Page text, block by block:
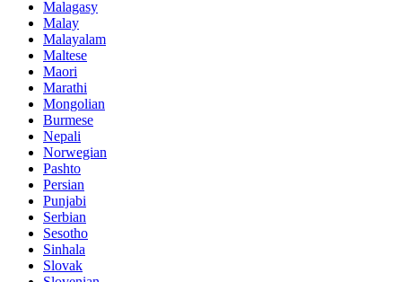
Malagasy
Malay
Malayalam
Maltese
Maori
Marathi
Mongolian
Burmese
Nepali
Norwegian
Pashto
Persian
Punjabi
Serbian
Sesotho
Sinhala
Slovak